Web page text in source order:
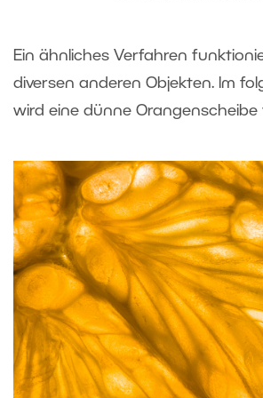
Ein ähnliches Verfahren
diversen anderen Objekten. Im
wird eine dünne Orangenscheibe